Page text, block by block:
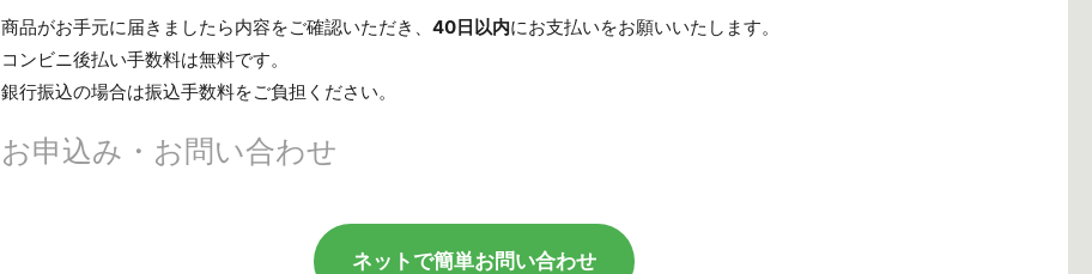
商品がお手元に届きましたら内容をご確認いただき、 40日以内にお支払いをお願いいたします。
コンビニ後払い手数料は無料です。
銀行振込の場合は振込手数料をご負担ください。
お申込み・お問い合わせ
ネットで簡単お問い合わせ